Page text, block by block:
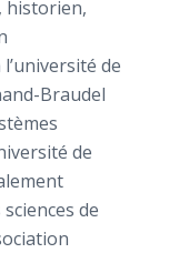
historien,
l’université de
Braudel
de
de